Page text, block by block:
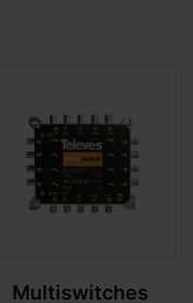
Multiswitches